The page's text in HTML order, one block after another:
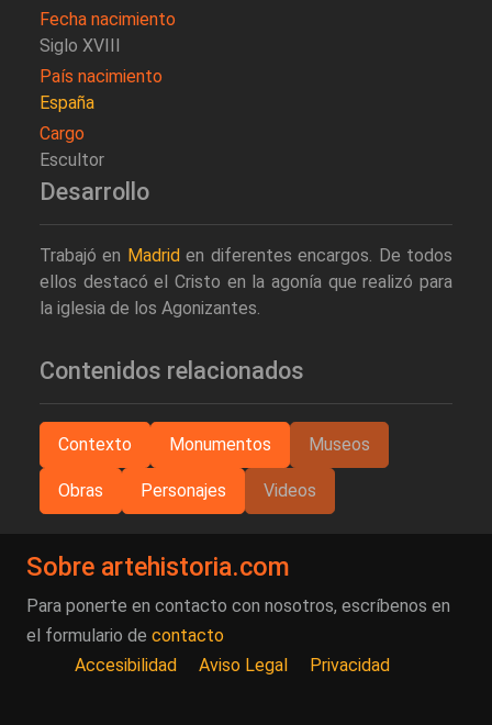
Fecha nacimiento
Siglo XVIII
País nacimiento
España
Cargo
Escultor
Desarrollo
Trabajó en Madriden diferentes encargos. De todos
ellos destacó el Cristo en la agonía que realizó para
la iglesia de los Agonizantes.
Contenidos relacionados
Contexto Monumentos Museos
Obras Personajes Videos
Sobre artehistoria.com
Para ponerte en contacto con nosotros, escríbenos en
el formulario de contacto
Accesibilidad
Aviso Legal Privacidad